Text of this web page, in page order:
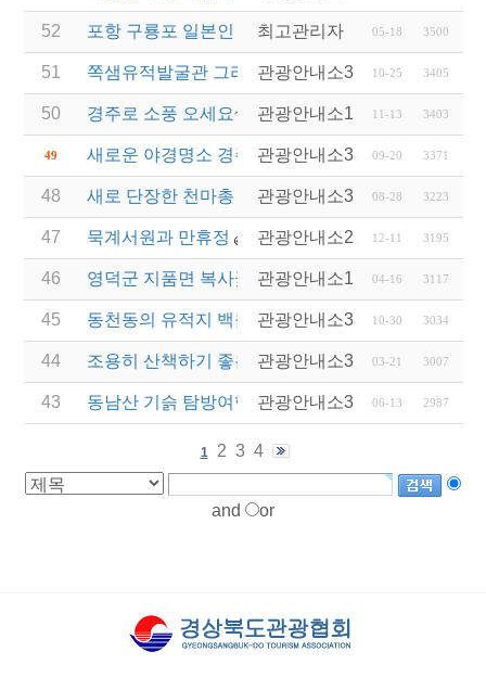
52 포항 구룡포 일본인 가옥거리 - 호미곶
최고관리자 05-18 3500
51 쪽샘유적발굴관 그리고 10월의 핑크뮬리 (1)
관광안내소3 10-25 3405
50 경주로 소풍 오세요~ (1)관광안내소1 11-13 3403
49 새로운 야경명소 경주읍성관광안내소3 09-20 3371
48 새로 단장한 천마총 관광안내소3 08-28 3223
47 묵계서원과 만휴정 관광안내소2 12-11 3195
46 영덕군 지품면 복사꽃 관광안내소1 04-16 3117
45 동천동의 유적지 백률사와 탈해왕릉을 추천합니다.
관광안내소3 10-30 3034
44 조용히 산책하기 좋은 용담정 으로 떠나 볼까요 …
관광안내소3 03-21 3007
43 동남산 기슭 탐방여행 관광안내소3 06-13 2987
1 2 3 4
and or